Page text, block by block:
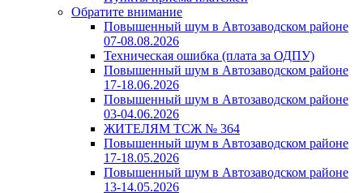
Обратите внимание
Повышенный шум в Автозаводском районе
07-08.08.2026
Техническая ошибка (плата за ОДПУ)
Повышенный шум в Автозаводском районе
17-18.06.2026
Повышенный шум в Автозаводском районе
03-04.06.2026
ЖИТЕЛЯМ ТСЖ № 364
Повышенный шум в Автозаводском районе
17-18.05.2026
Повышенный шум в Автозаводском районе
13-14.05.2026